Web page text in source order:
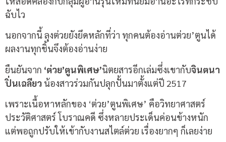
ฉับไว
นอกจากนี้ ลุงต่วยยังยึดหลักที่ว่า ทุกคนต้องอ่านต่วย’ตูนได้
ผลงานทุกชิ้นจึงต้องอ่านง่าย
ยืนยันจาก ‘ต่วย’ตูนพิเศษ’นิตยสารอีกเล่มซึ่งเขากับจินตนา
ปิ่นเฉลียว น้องสาวร่วมกันปลุกปั้นมาตั้งแต่ปี 2517
เพราะเนื้อหาหลักของ ‘ต่วย’ตูนพิเศษ’ คือวิทยาศาสตร์
ประวัติศาสตร์ โบราณคดี ซึ่งหลายประเด็นค่อนข้างหนัก
แต่พอถูกปรับให้เข้ากับงานสไตล์ต่วย เรื่องยากๆ ก็เลยง่าย